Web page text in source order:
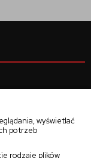
wyświetlać
potrzeb
rodzaje plików